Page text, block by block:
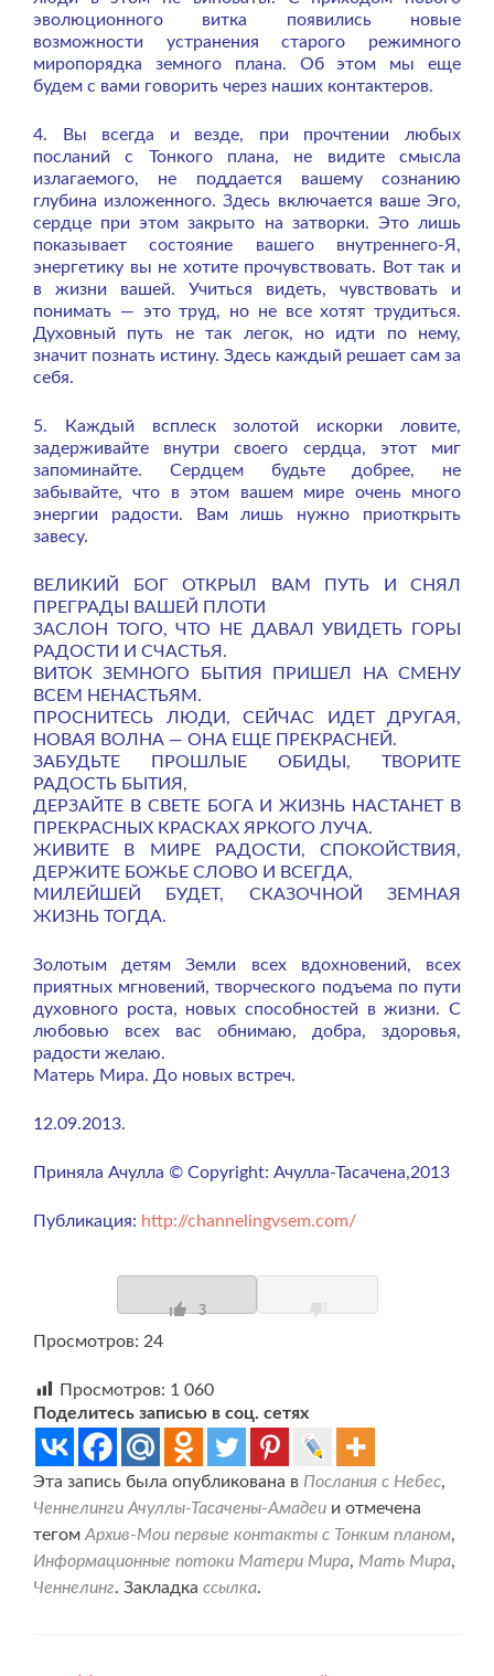
эволюционного витка появились новые
возможности устранения старого режимного
миропорядка земного плана. Об этом мы еще
будем с вами говорить через наших контактеров.
4. Вы всегда и везде, при прочтении любых
посланий с Тонкого плана, не видите смысла
излагаемого, не поддается вашему сознанию
глубина изложенного. Здесь включается ваше Эго,
сердце при этом закрыто на затворки. Это лишь
показывает состояние вашего внутреннего-Я,
энергетику вы не хотите прочувствовать. Вот так и
в жизни вашей. Учиться видеть, чувствовать и
понимать — это труд, но не все хотят трудиться.
Духовный путь не так легок, но идти по нему,
значит познать истину. Здесь каждый решает сам за
себя.
5. Каждый всплеск золотой искорки ловите,
задерживайте внутри своего сердца, этот миг
запоминайте. Сердцем будьте добрее, не
забывайте, что в этом вашем мире очень много
энергии радости. Вам лишь нужно приоткрыть
завесу.
ВЕЛИКИЙ БОГ ОТКРЫЛ ВАМ ПУТЬ И СНЯЛ
ПРЕГРАДЫ ВАШЕЙ ПЛОТИ
ЗАСЛОН ТОГО, ЧТО НЕ ДАВАЛ УВИДЕТЬ ГОРЫ
РАДОСТИ И СЧАСТЬЯ.
ВИТОК ЗЕМНОГО БЫТИЯ ПРИШЕЛ НА СМЕНУ
ВСЕМ НЕНАСТЬЯМ.
ПРОСНИТЕСЬ ЛЮДИ, СЕЙЧАС ИДЕТ ДРУГАЯ,
НОВАЯ ВОЛНА — ОНА ЕЩЕ ПРЕКРАСНЕЙ.
ЗАБУДЬТЕ ПРОШЛЫЕ ОБИДЫ, ТВОРИТЕ
РАДОСТЬ БЫТИЯ,
ДЕРЗАЙТЕ В СВЕТЕ БОГА И ЖИЗНЬ НАСТАНЕТ В
ПРЕКРАСНЫХ КРАСКАХ ЯРКОГО ЛУЧА.
ЖИВИТЕ В МИРЕ РАДОСТИ, СПОКОЙСТВИЯ,
ДЕРЖИТЕ БОЖЬЕ СЛОВО И ВСЕГДА,
МИЛЕЙШЕЙ БУДЕТ, СКАЗОЧНОЙ ЗЕМНАЯ
ЖИЗНЬ ТОГДА.
Золотым детям Земли всех вдохновений, всех
приятных мгновений, творческого подъема по пути
духовного роста, новых способностей в жизни. С
любовью всех вас обнимаю, добра, здоровья,
радости желаю.
Матерь Мира. До новых встреч.
12.09.2013.
Приняла Ачулла © Copyright: Ачулла-Тасачена,2013
Публикация: http://channelingvsem.com/
3
Просмотров: 24
Просмотров: 1 060
Поделитесь записью в соц. сетях
Эта запись была опубликована в Послания с Небес,
Ченнелинги Ачуллы-Тасачены-Амадеи и отмечена
тегом Архив-Мои первые контакты с Тонким планом,
Информационные потоки Матери Мира, Мать Мира,
Ченнелинг. Закладка ссылка.